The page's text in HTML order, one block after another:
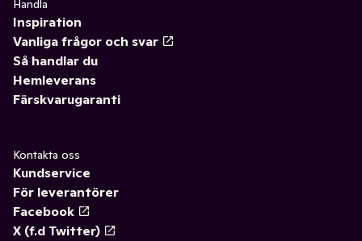
Handla
Inspiration
Vanliga frågor och svar
Så handlar du
Hemleverans
Färskvarugaranti
Kontakta oss
Kundservice
För leverantörer
Facebook
X (f.d Twitter)